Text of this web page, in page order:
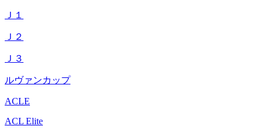
Ｊ１
Ｊ２
Ｊ３
ルヴァンカップ
ACLE
ACL Elite